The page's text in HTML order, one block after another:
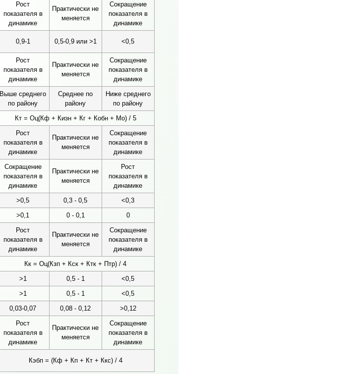
Рост
показателя в
динамике
Практически не
меняется
Сокращение
показателя в
динамике
0,9-1 0,5-0,9 или >1 <0,5
Рост
показателя в
динамике
Практически не
меняется
Сокращение
показателя в
динамике
Выше среднего
по району
Среднее по
району
Ниже среднего
по району
Кт = Оц(Кф + Кизн + Кг + Кобн + Мо) / 5
Рост
показателя в
динамике
Практически не
меняется
Сокращение
показателя в
динамике
Сокращение
показателя в
динамике
Практически не
меняется
Рост
показателя в
динамике
>0,5 0,3 - 0,5
<0,3
>0,1 0 - 0,1 0
Рост
показателя в
динамике
Практически не
меняется
Сокращение
показателя в
динамике
Кк = Оц(Кзп + Кск + Ктк + Птр) / 4
>1 0,5 - 1
<0,5
>1 0,5 - 1
<0,5
0,03-0,07 0,08 - 0,12 >0,12
Рост
показателя в
динамике
Практически не
меняется
Сокращение
показателя в
динамике
Кэбп = (Кф + Кп + Кт + Ккс) / 4